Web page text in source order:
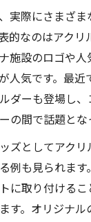
実際にさまざ
的なのはアク
施設のロゴや
人気です。最
ダーも登場し
の間で話題とな
ズとしてアク
例も見られま
に取り付ける
す。オリジナル